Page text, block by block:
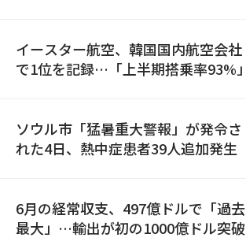
イースター航空、韓国国内航空会社
で1位を記録…「上半期搭乗率93%」
ソウル市「猛暑重大警報」が発令さ
れた4日、熱中症患者39人追加発生
6月の経常収支、497億ドルで「過去
最大」…輸出が初の1000億ドル突破